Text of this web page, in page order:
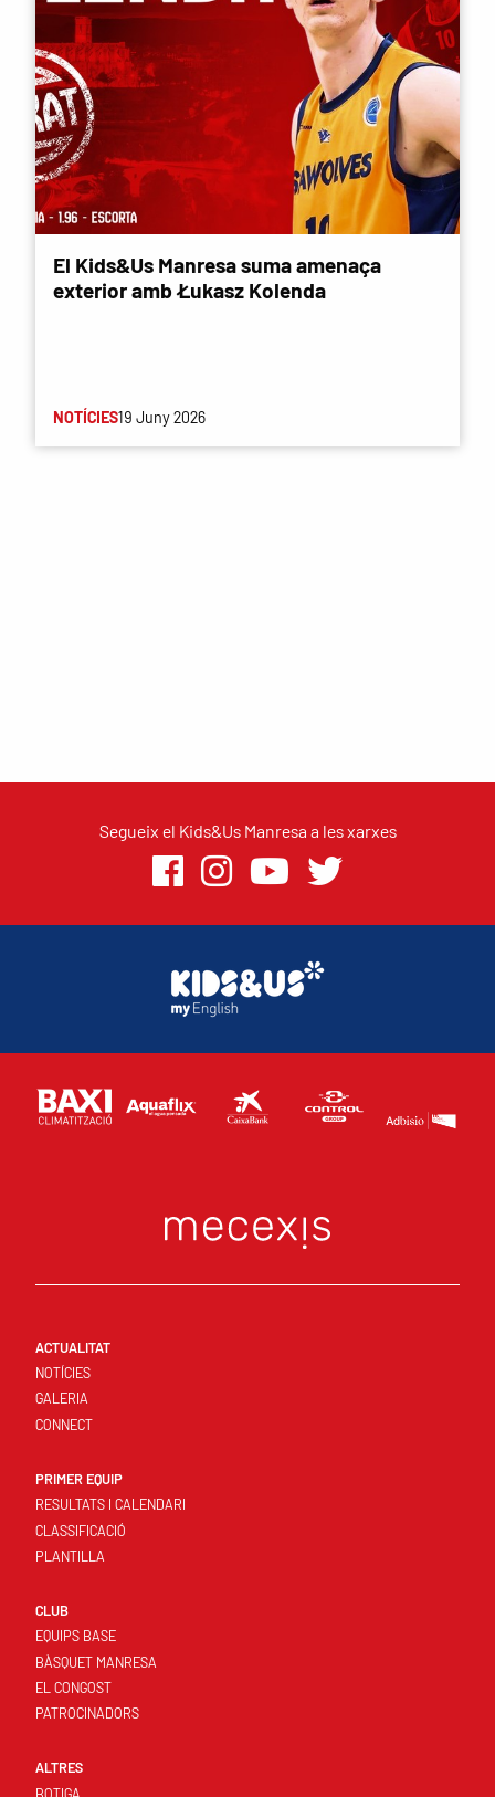
El Kids&Us Manresa suma amenaça
exterior amb Łukasz Kolenda
NOTÍCIES19 Juny 2026
Segueix el Kids&Us Manresa a les xarxes
ACTUALITAT
NOTÍCIES
GALERIA
CONNECT
PRIMER EQUIP
RESULTATS I CALENDARI
CLASSIFICACIÓ
PLANTILLA
CLUB
EQUIPS BASE
BÀSQUET MANRESA
EL CONGOST
PATROCINADORS
ALTRES